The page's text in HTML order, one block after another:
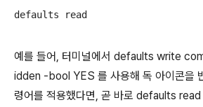
defaults read
예를 들어, 터미널에서 defaults write
idden -bool YES 를 사용해 독 아이콘을
령어를 적용했다면, 곧 바로 defaults